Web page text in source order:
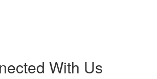
With Us